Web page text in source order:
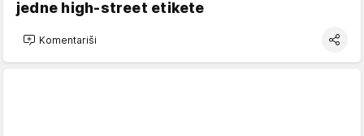
jedne high-street etikete
Komentariši